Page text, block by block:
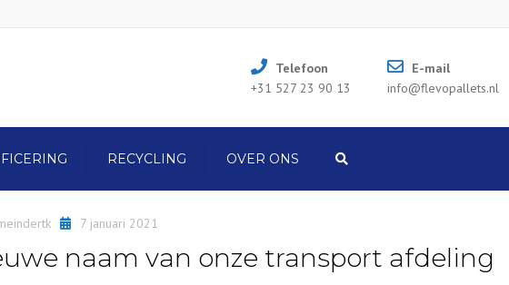
Telefoon
+31 527 23 90 13
E-mail
info@flevopallets.nl
RECYCLING OVER ONS
7 januari 2021
naam van onze transport afdeling